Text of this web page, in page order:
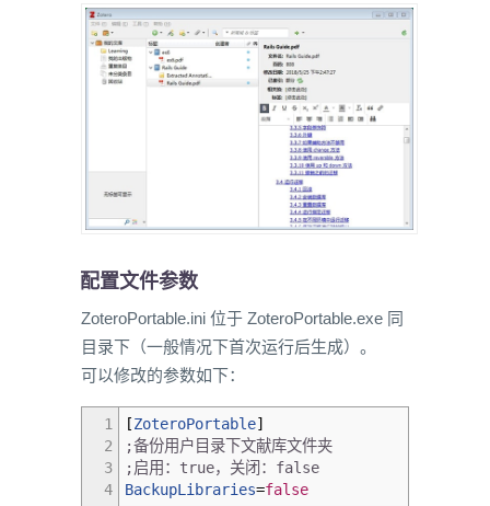
配置文件参数
ZoteroPortable.ini 位于 ZoteroPortable.exe 同
目录下（一般情况下首次运行后生成）。
可以修改的参数如下：
1
2
3
4
[ZoteroPortable]
;备份用户目录下文献库文件夹
;启用：true，关闭：false
BackupLibraries=false